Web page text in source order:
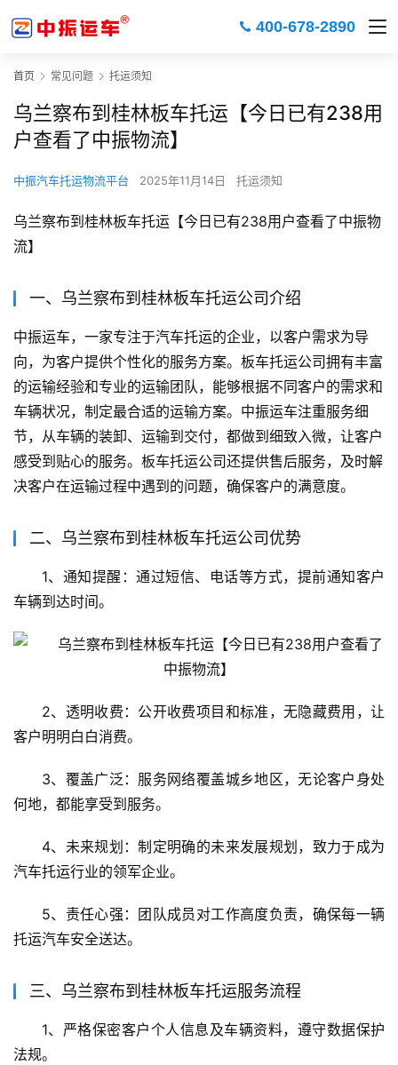
400-678-2890
首页 常见问题 托运须知
乌兰察布到桂林板车托运【今日已有238用
户查看了中振物流】
中振汽车托运物流平台 2025年11月14日 托运须知
乌兰察布到桂林板车托运【今日已有238用户查看了中振物
流】
一、乌兰察布到桂林板车托运公司介绍
中振运车，一家专注于汽车托运的企业，以客户需求为导
向，为客户提供个性化的服务方案。板车托运公司拥有丰富
的运输经验和专业的运输团队，能够根据不同客户的需求和
车辆状况，制定最合适的运输方案。中振运车注重服务细
节，从车辆的装卸、运输到交付，都做到细致入微，让客户
感受到贴心的服务。板车托运公司还提供售后服务，及时解
决客户在运输过程中遇到的问题，确保客户的满意度。
二、乌兰察布到桂林板车托运公司优势
1、通知提醒：通过短信、电话等方式，提前通知客户
车辆到达时间。
2、透明收费：公开收费项目和标准，无隐藏费用，让
客户明明白白消费。
3、覆盖广泛：服务网络覆盖城乡地区，无论客户身处
何地，都能享受到服务。
4、未来规划：制定明确的未来发展规划，致力于成为
汽车托运行业的领军企业。
5、责任心强：团队成员对工作高度负责，确保每一辆
托运汽车安全送达。
三、乌兰察布到桂林板车托运服务流程
1、严格保密客户个人信息及车辆资料，遵守数据保护
法规。